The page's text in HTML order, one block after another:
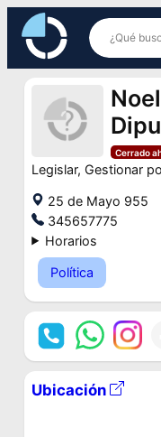
Saltar
contenido
Cerrado
Legislar, Gestionar
25 de Mayo 955
345657775
Horarios
Política
Ubicación